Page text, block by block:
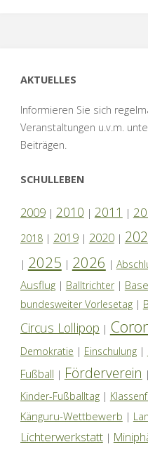
AKTUELLES
Informieren Sie sich
Veranstaltungen u.v.m.
Beiträgen.
SCHULLEBEN
2009| 2010 | 2011 |
2018| 2019| 2020|
| 2025 | 2026 |
Ausflug| Balltrichter|
bundesweiter Vorlesetag|
Circus Lollipop |
Demokratie | Einschulung|
Fußball | Förderverein |
Kinder-Fußballtag|
Känguru-Wettbewerb |
Lichterwerkstatt|